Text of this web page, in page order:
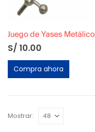
S/ 10.00
Compra ahora
Mostrar: